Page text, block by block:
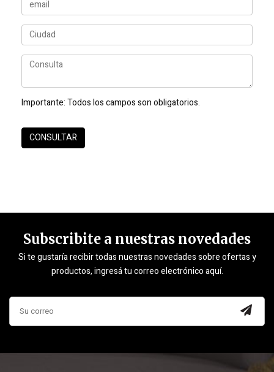
Importante:Todos los campos son obligatorios.
Subscribite a nuestras novedades
Si te gustaría recibir todas nuestras novedades sobre ofertas y
productos, ingresá tu correo electrónico aquí.